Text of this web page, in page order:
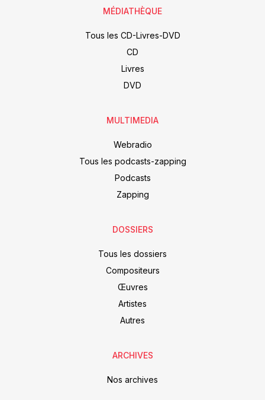
MÉDIATHÈQUE
Tous les CD-Livres-DVD
CD
Livres
DVD
MULTIMEDIA
Webradio
Tous les podcasts-zapping
Podcasts
Zapping
DOSSIERS
Tous les dossiers
Compositeurs
Œuvres
Artistes
Autres
ARCHIVES
Nos archives